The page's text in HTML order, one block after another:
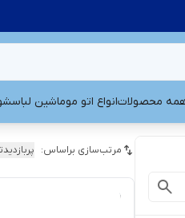
محصولاتانواع اتو موماشین
مرتب‌سازی براساس: